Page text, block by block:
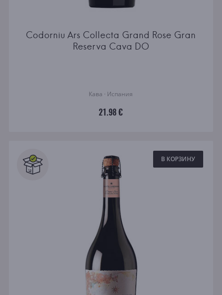
Codorniu Ars Collecta Grand Rose Gran
Reserva Cava DO
Кава · Испания
21.98 €
В КОРЗИНУ